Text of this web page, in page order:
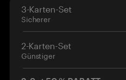
bestellen
Landet in Ihrem eigenen,
Portemonnaie.
Gutschrift erfolgt
nach Aktivierung
3-Karten-Set
Sicherer
2-Karten-Set
Günstiger